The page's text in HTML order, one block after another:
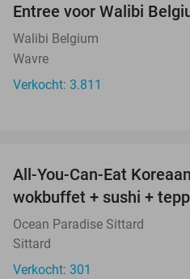
Entree voor Walibi
Walibi Belgium
Wavre
Verkocht: 3.811
All-You-Can-Eat
wokbuffet + sushi +
Ocean Paradise Sittard
Sittard
Verkocht: 301